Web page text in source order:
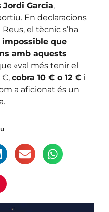
de les
Deportiu no assistiran al
Jordi Garcia,
En declaracions
el tècnic s’ha
impossible que
amb aquests
«val més tenir el
€, cobra 10 € o 12 € i
a aficionat és un